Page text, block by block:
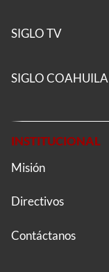
SIGLO TV
SIGLO COAHUILA
INSTITUCIONAL
Misión
Directivos
Contáctanos